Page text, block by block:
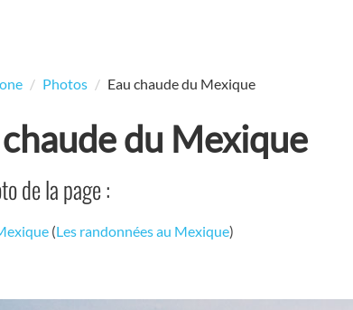
Photos Eau chaude du Mexique
chaude du Mexique
de la page :
(Les randonnées au Mexique)